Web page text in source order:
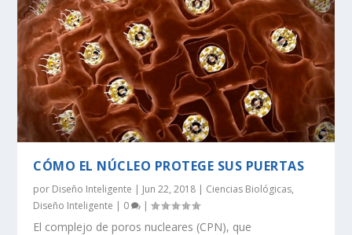
SEGÚN RICHARD DAWKINS, EL ÁRBOL DE LA
VIDA TIENE U...
DAWKINS Y EL DÍA DE DARWIN:
DISTINGUIENDO LA REALI...
EVOLUCIÓN DE LA INFORMACIÓN BIOLÓGICA:
LA DEFINICI...
LA VIDA ES LO MÁS ANTINATURAL DEL
UNIVERSO.
¡CREAMOS LA VIDA! EH, ESPERA UN
MOMENTO…
CÓMO EL NÚCLEO PROTEGE SUS PUERTAS
por Diseño Inteligente | Jun 22, 2018 | Ciencias Biológicas,
Diseño Inteligente | 0 |
El complejo de poros nucleares (CPN), que